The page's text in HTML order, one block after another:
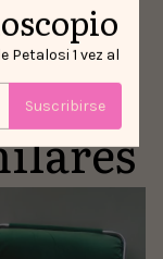
Petalosi 1 vez al
Suscribirse